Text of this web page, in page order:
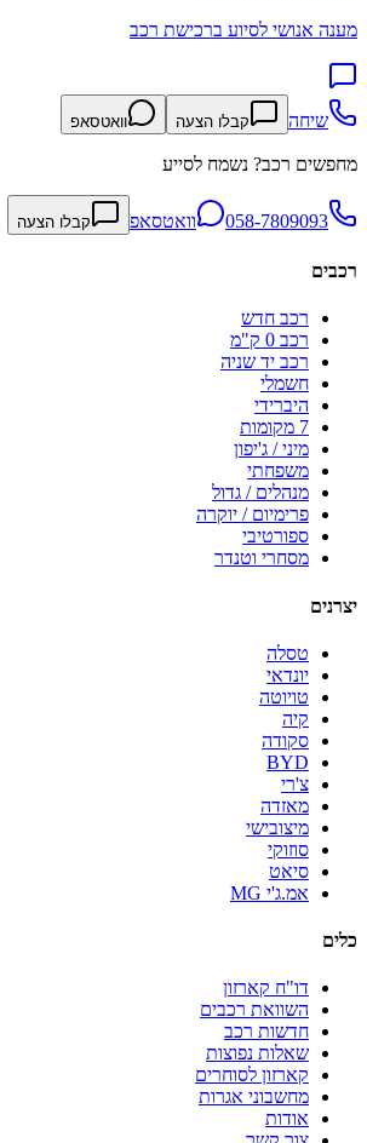
מענה אנושי לסיוע ברכישת רכב
שיחה קבלו הצעה וואטסאפ
מחפשים רכב? נשמח לסייע
058-7809093 וואטסאפ קבלו הצעה
רכבים
רכב חדש
רכב 0 ק"מ
רכב יד שניה
חשמלי
היברידי
7 מקומות
מיני / ג'יפון
משפחתי
מנהלים / גדול
פרימיום / יוקרה
ספורטיבי
מסחרי וטנדר
יצרנים
טסלה
יונדאי
טויוטה
קיה
סקודה
BYD
צ'רי
מאזדה
מיצובישי
סוזוקי
סיאט
אמ.ג'י MG
כלים
דו"ח קארזון
השוואת רכבים
חדשות רכב
שאלות נפוצות
קארזון לסוחרים
מחשבוני אגרות
אודות